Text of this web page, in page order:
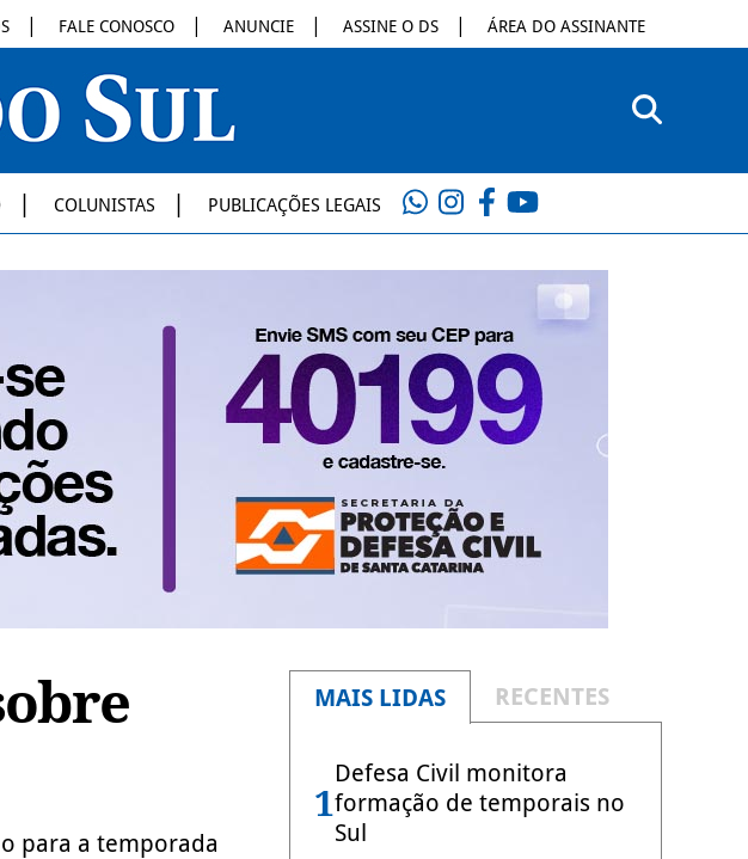
FALE CONOSCO ANUNCIE ASSINE O DS ÁREA DO ASSINANTE
COLUNISTAS PUBLICAÇÕES LEGAIS
para a temporada
MAIS LIDAS RECENTES
1
Defesa Civil monitora
formação de temporais no
Sul